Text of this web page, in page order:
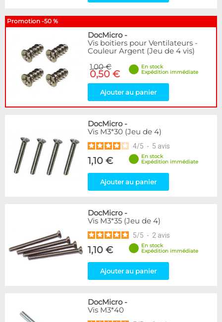
Promotion -50 %
DocMicro-
Vis boitiers pour Ventilateurs -
Couleur Argent (Jeu de 4 vis)
1,00 €
0,50 €
En stock
Expédition immédiate
Ajouter au panier
DocMicro-
Vis M3*30 (Jeu de 4)
4/5 - 5 avis
1,10 €
En stock
Expédition immédiate
Ajouter au panier
DocMicro-
Vis M3*35 (Jeu de 4)
5/5 - 2 avis
1,10 €
En stock
Expédition immédiate
Ajouter au panier
DocMicro-
Vis M3*40